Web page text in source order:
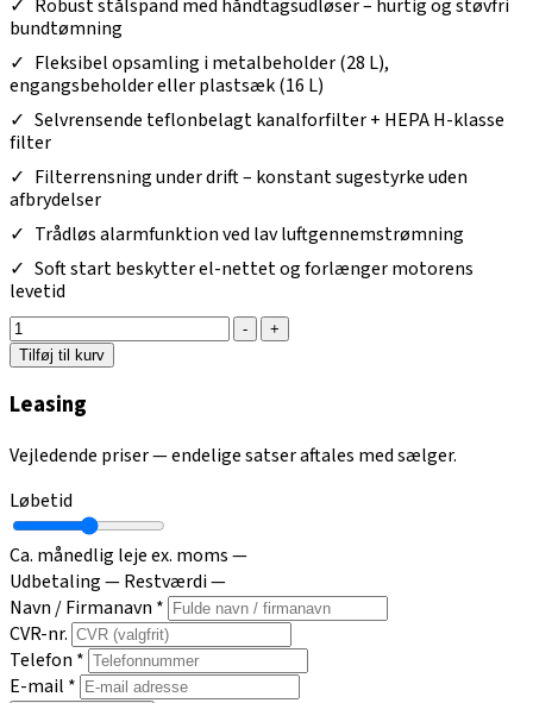
Robust stålspand med håndtagsudløser – hurtig og støvfri
bundtømning
Fleksibel opsamling i metalbeholder (28 L),
engangsbeholder eller plastsæk (16 L)
Selvrensende teflonbelagt kanalforfilter + HEPA H-klasse
filter
Filterrensning under drift – konstant sugestyrke uden
afbrydelser
Trådløs alarmfunktion ved lav luftgennemstrømning
Soft start beskytter el-nettet og forlænger motorens
levetid
-
+
Tilføj til kurv
Leasing
Vejledende priser — endelige satser aftales med sælger.
Løbetid
Ca. månedlig leje ex. moms—
Udbetaling—Restværdi—
Navn / Firmanavn *
CVR-nr.
Telefon *
E-mail *